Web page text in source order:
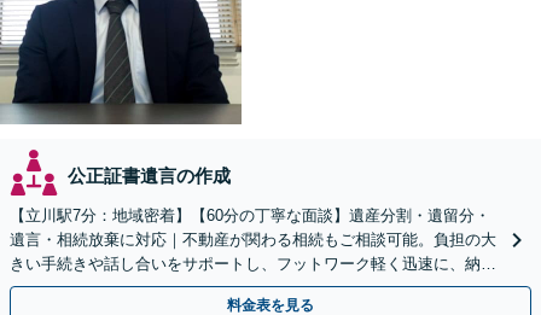
公正証書遺言の作成
【立川駅7分：地域密着】【60分の丁寧な面談】遺産分割・遺留分・
遺言・相続放棄に対応｜不動産が関わる相続もご相談可能。負担の大
きい手続きや話し合いをサポートし、フットワーク軽く迅速に、納得
できる解決を目指します【電話・WEB相談可】
料金表を見る